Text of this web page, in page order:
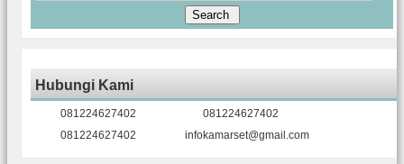
Hubungi Kami
081224627402
081224627402
081224627402
infokamarset@gmail.com